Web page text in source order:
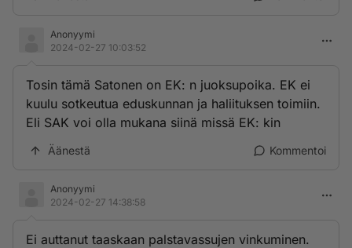
Anonyymi
2024-02-27 10:03:52
Tosin tämä Satonen on EK: n juoksupoika. EK ei
kuulu sotkeutua eduskunnan ja haliituksen toimiin.
Eli SAK voi olla mukana siinä missä EK: kin
Äänestä Kommentoi
Anonyymi
2024-02-27 14:38:58
Ei auttanut taaskaan palstavassujen vinkuminen.